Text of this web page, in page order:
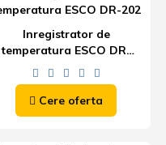
Inregistrator de
temperatura ESCO DR-
202
Cere oferta